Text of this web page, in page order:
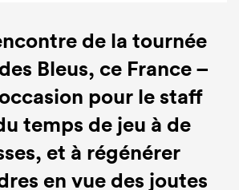
de la tournée
Bleus, ce France –
pour le staff
temps de jeu à de
et à régénérer
en vue des joutes